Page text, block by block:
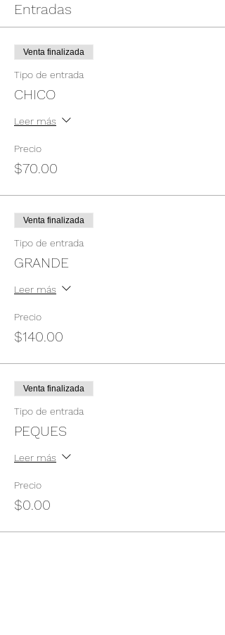
Entradas
Venta finalizada
Tipo de entrada
CHICO
Leer más
Precio
$70.00
Venta finalizada
Tipo de entrada
GRANDE
Leer más
Precio
$140.00
Venta finalizada
Tipo de entrada
PEQUES
Leer más
Precio
$0.00